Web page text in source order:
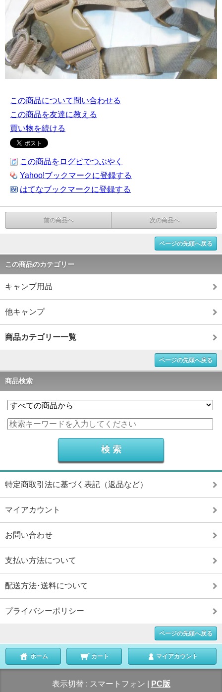
この商品について問い合わせる
この商品を友達に教える
買い物を続ける
この商品をログピでつぶやく
Yahoo!ブックマークに登録する
はてなブックマークに登録する
前の商品へ 次の商品へ
ページの先頭へ戻る
この商品のカテゴリー
キャンプ用品
他キャンプ
商品カテゴリー一覧
ページの先頭へ戻る
商品検索
特定商取引法に基づく表記（返品など）
マイアカウント
お問い合わせ
支払い方法について
配送方法･送料について
プライバシーポリシー
ページの先頭へ戻る
ホーム カート マイアカウント
表示切替 : スマートフォン PC版